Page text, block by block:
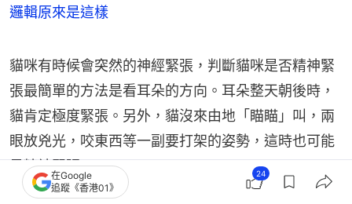
邏輯原來是這樣
貓咪有時候會突然的神經緊張，判斷貓咪是否精神緊
張最簡單的方法是看耳朵的方向。耳朵整天朝後時，
貓肯定極度緊張。另外，貓沒來由地「瞄瞄」叫，兩
眼放兇光，咬東西等一副要打架的姿勢，這時也可能
是精神緊張。
在Google
追蹤《香港01》
24